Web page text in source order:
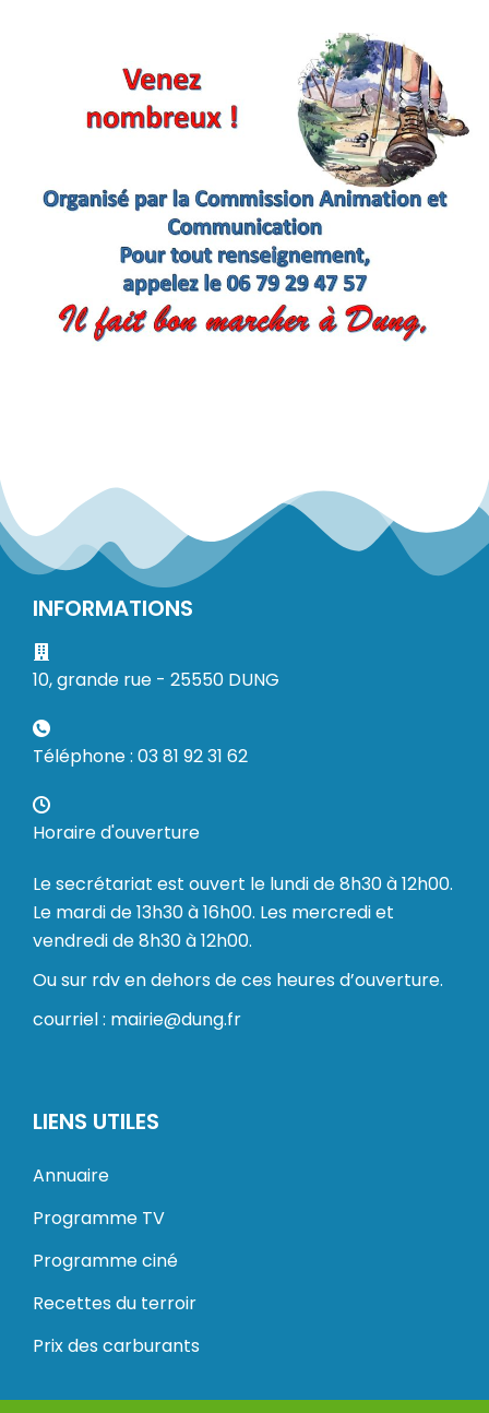
INFORMATIONS
10, grande rue - 25550 DUNG
Téléphone : 03 81 92 31 62
Horaire d'ouverture
Le secrétariat est ouvert le lundi de 8h30 à 12h00.
Le mardi de 13h30 à 16h00. Les mercredi et
vendredi de 8h30 à 12h00.
Ou sur rdv en dehors de ces heures d’ouverture.
courriel : mairie@dung.fr
LIENS UTILES
Annuaire
Programme TV
Programme ciné
Recettes du terroir
Prix des carburants